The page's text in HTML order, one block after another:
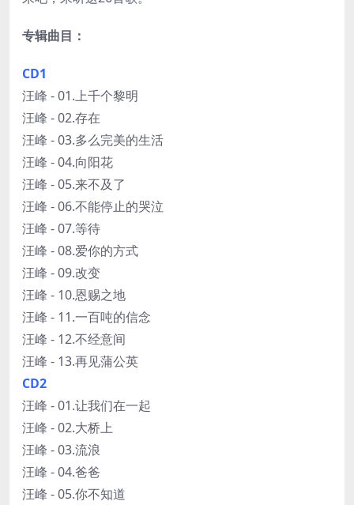
专辑曲目：
CD1
汪峰 - 01.上千个黎明
汪峰 - 02.存在
汪峰 - 03.多么完美的生活
汪峰 - 04.向阳花
汪峰 - 05.来不及了
汪峰 - 06.不能停止的哭泣
汪峰 - 07.等待
汪峰 - 08.爱你的方式
汪峰 - 09.改变
汪峰 - 10.恩赐之地
汪峰 - 11.一百吨的信念
汪峰 - 12.不经意间
汪峰 - 13.再见蒲公英
CD2
汪峰 - 01.让我们在一起
汪峰 - 02.大桥上
汪峰 - 03.流浪
汪峰 - 04.爸爸
汪峰 - 05.你不知道